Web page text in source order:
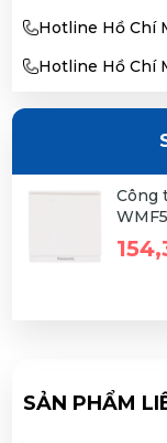
Hotline Hồ Chí
Hotline Hồ Chí
Công
SẢN PHẨM